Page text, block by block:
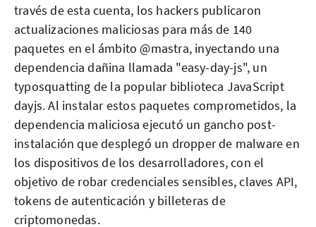
través de esta cuenta, los hackers publicaron
actualizaciones maliciosas para más de 140
paquetes en el ámbito @mastra, inyectando una
dependencia dañina llamada "easy-day-js", un
typosquatting de la popular biblioteca JavaScript
dayjs. Al instalar estos paquetes comprometidos, la
dependencia maliciosa ejecutó un gancho post-
instalación que desplegó un dropper de malware en
los dispositivos de los desarrolladores, con el
objetivo de robar credenciales sensibles, claves API,
tokens de autenticación y billeteras de
criptomonedas.